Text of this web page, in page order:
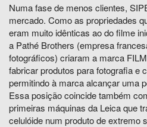
Numa fase de menos clientes,
mercado. Como as propriedades
eram muito idênticas ao do filme
a Pathé Brothers (empresa
fotográficos) criaram a marca
fabricar produtos para fotografia e
permitindo à marca alcançar uma
Essa posição coincide também
primeiras máquinas da Leica que
celulóide num produto de extremo